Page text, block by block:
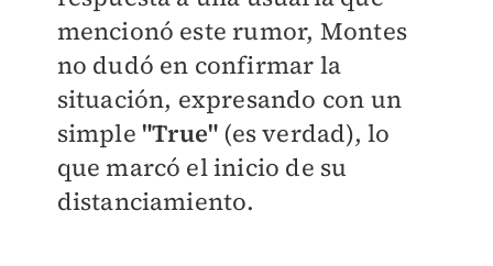
mencionó este rumor, Montes
no dudó en confirmar la
situación, expresando con un
simple "True" (es verdad), lo
que marcó el inicio de su
distanciamiento.